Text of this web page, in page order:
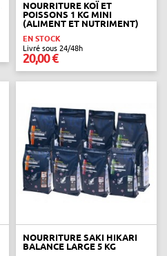
NOURRITURE KOÏ ET
POISSONS 1 KG MINI
(ALIMENT ET NUTRIMENT)
EN STOCK
Livré sous 24/48h
20,00 €
NOURRITURE SAKI HIKARI
BALANCE LARGE 5 KG